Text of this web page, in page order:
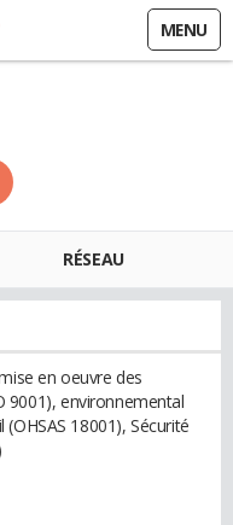
MENU
RÉSEAU
en oeuvre des
9001), environnemental
18001), Sécurité